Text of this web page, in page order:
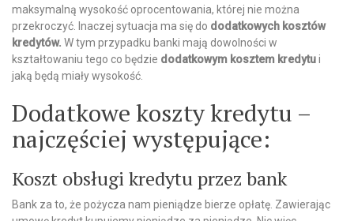
maksymalną wysokość oprocentowania, której nie można
przekroczyć. Inaczej sytuacja ma się do dodatkowych kosztów
kredytów. W tym przypadku banki mają dowolności w
kształtowaniu tego co będzie dodatkowym kosztem kredytui
jaką będą miały wysokość.
Dodatkowe koszty kredytu –
najczęściej występujące:
Koszt obsługi kredytu przez bank
Bank za to, że pożycza nam pieniądze bierze opłatę. Zawierając